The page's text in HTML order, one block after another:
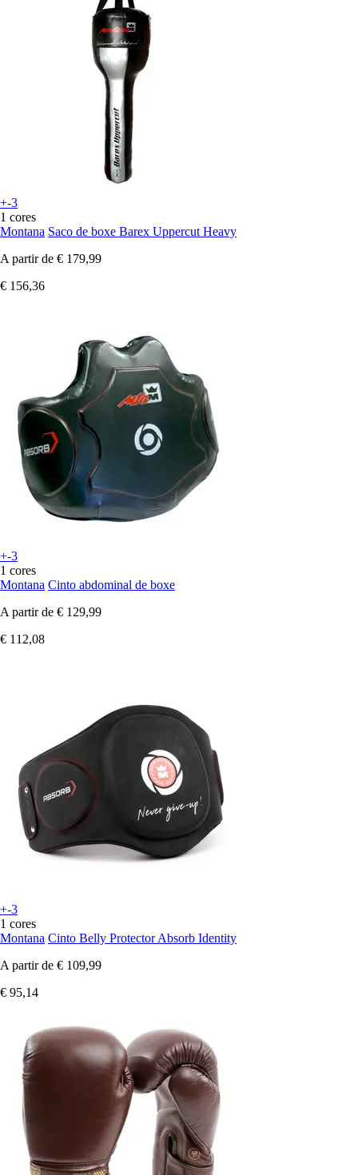
+-3
1 cores
Montana Saco de boxe Barex Uppercut Heavy
A partir de € 179,99
€ 156,36
+-3
1 cores
Montana Cinto abdominal de boxe
A partir de € 129,99
€ 112,08
+-3
1 cores
Montana Cinto Belly Protector Absorb Identity
A partir de € 109,99
€ 95,14